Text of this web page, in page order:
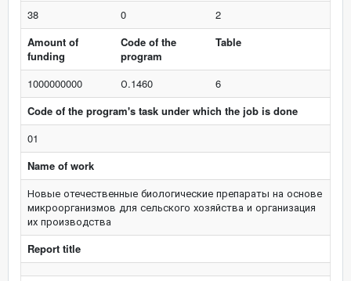
38 0
2
Amount of
funding
Code of the
program
Table
1000000000 О.1460
6
Code of the program's task under which the job is done
01
Name of work
Новые отечественные биологические препараты на основе
микроорганизмов для сельского хозяйства и организация
их производства
Report title